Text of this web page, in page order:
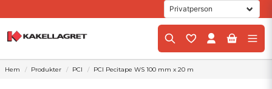
Hem Produkter PCI PCI Pecitape WS 100 mm x 20 m